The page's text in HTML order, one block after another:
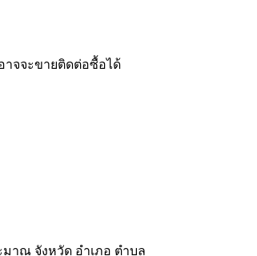
าจจะขายติดต่อซื้อได้
าณ จังหวัด อำเภอ ตำบล